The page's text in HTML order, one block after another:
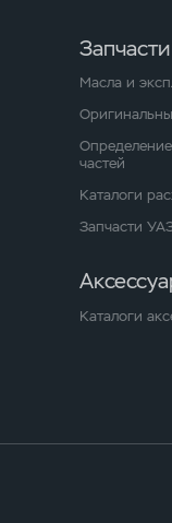
Запчасти
Масла и
частей
Каталоги
Запчасти
Каталоги